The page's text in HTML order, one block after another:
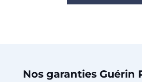
Nos garanties Guérin